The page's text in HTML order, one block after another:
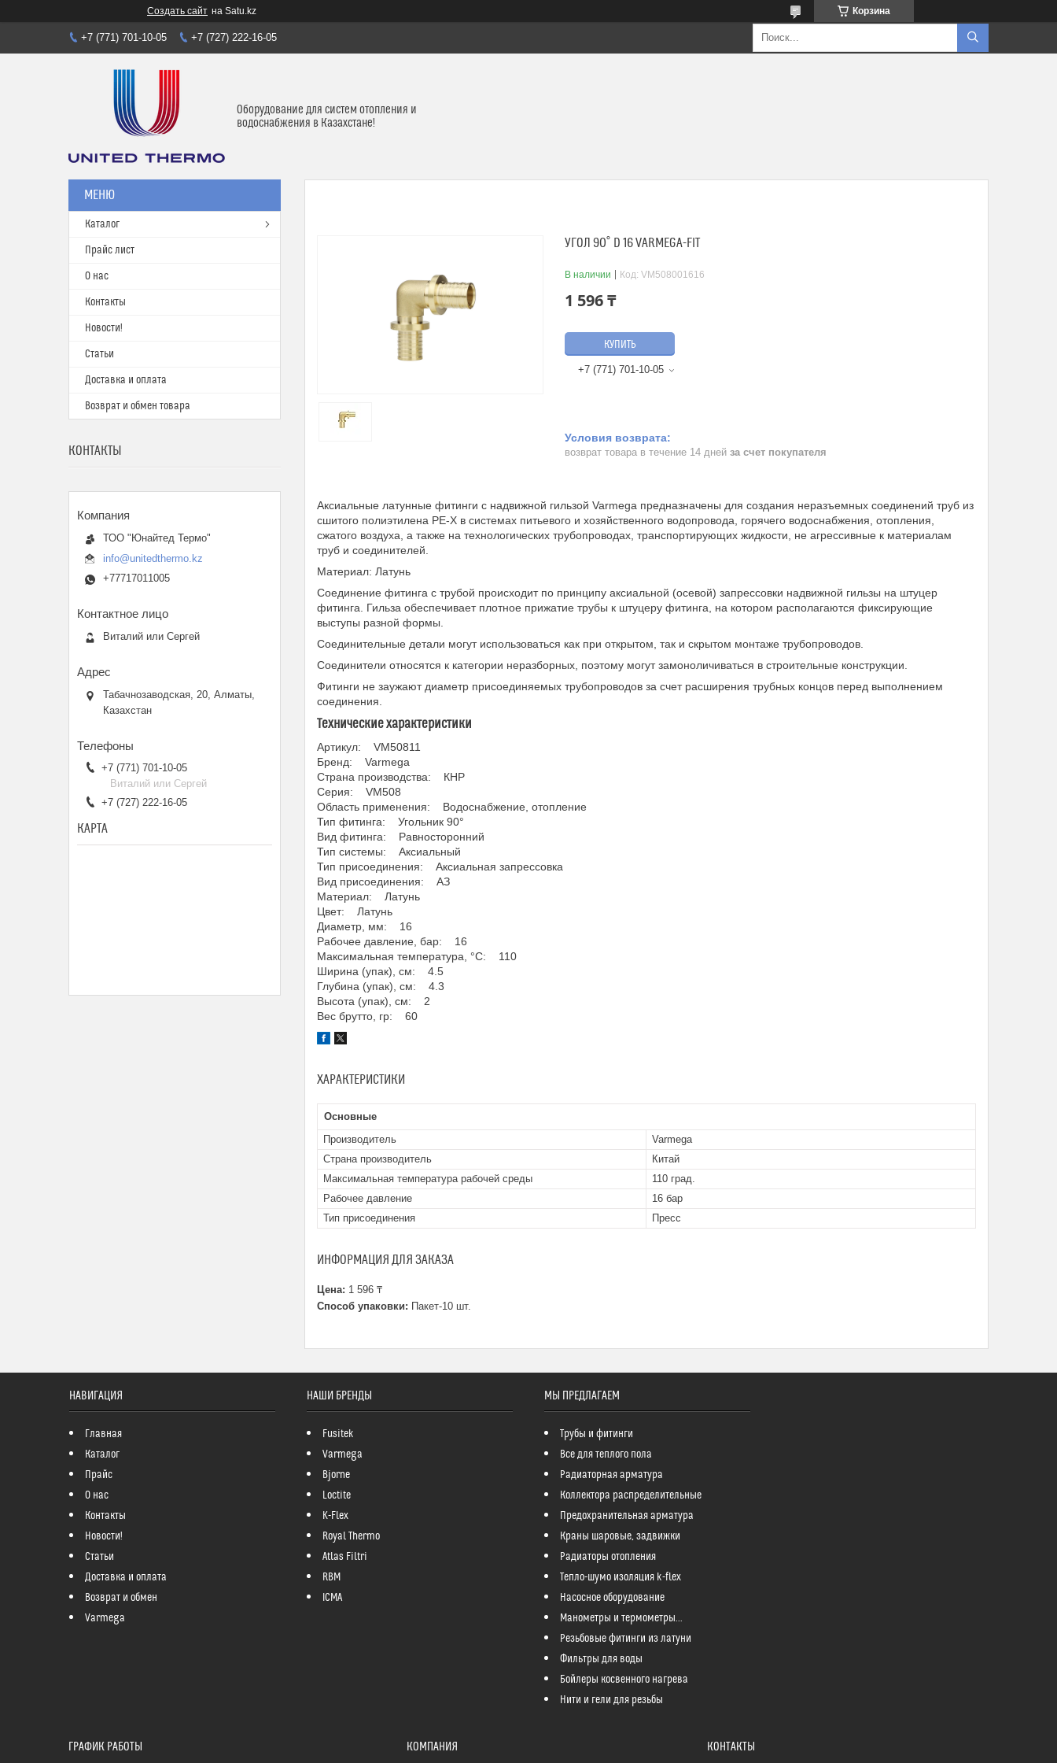
Создать сайт на Satu.kz Корзина
+7 (771) 701-10-05 +7 (727) 222-16-05
Оборудование для систем отопления и
водоснабжения в Казахстане!
УГОЛ 90˚ D 16 VARMEGA-FIT
В наличии Код: VM508001616
1 596 ₸
КУПИТЬ
+7 (771) 701-10-05
возврат товара в течение 14 дней за счет покупателя
Аксиальные латунные фитинги с надвижной гильзой Varmega предназначены для создания неразъемных соединений труб из
сшитого полиэтилена PE-X в системах питьевого и хозяйственного водопровода, горячего водоснабжения, отопления,
сжатого воздуха, а также на технологических трубопроводах, транспортирующих жидкости, не агрессивные к материалам
труб и соединителей.
Материал: Латунь
Соединение фитинга с трубой происходит по принципу аксиальной (осевой) запрессовки надвижной гильзы на штуцер
фитинга. Гильза обеспечивает плотное прижатие трубы к штуцеру фитинга, на котором располагаются фиксирующие
выступы разной формы.
Соединительные детали могут использоваться как при открытом, так и скрытом монтаже трубопроводов.
Соединители относятся к категории неразборных, поэтому могут замоноличиваться в строительные конструкции.
Фитинги не заужают диаметр присоединяемых трубопроводов за счет расширения трубных концов перед выполнением
соединения.
Технические характеристики
Артикул: VM50811
Бренд: Varmega
Страна производства: КНР
Серия: VM508
Область применения: Водоснабжение, отопление
Тип фитинга: Угольник 90°
Вид фитинга: Равносторонний
Тип системы: Аксиальный
Тип присоединения: Аксиальная запрессовка
Вид присоединения: АЗ
Материал: Латунь
Цвет: Латунь
Диаметр, мм: 16
Рабочее давление, бар: 16
Максимальная температура, °С: 110
Ширина (упак), см: 4.5
Глубина (упак), см: 4.3
Высота (упак), см: 2
Вес брутто, гр: 60
ХАРАКТЕРИСТИКИ
Основные
Производитель
Varmega
Страна производитель
Китай
Максимальная температура рабочей среды
110 град.
Рабочее давление
16 бар
Тип присоединения
Пресс
ИНФОРМАЦИЯ ДЛЯ ЗАКАЗА
Цена: 1 596 ₸
Способ упаковки: Пакет-10 шт.
Каталог
Прайс лист
О нас
Контакты
Новости!
Статьи
Доставка и оплата
Возврат и обмен товара
КОНТАКТЫ
ТОО "Юнайтед Термо"
info@unitedthermo.kz
+77717011005
Виталий или Сергей
Табачнозаводская, 20, Алматы,
Казахстан
+7 (771) 701-10-05
Виталий или Сергей
+7 (727) 222-16-05
КАРТА
НАВИГАЦИЯ
Главная
Каталог
Прайс
О нас
Контакты
Новости!
Статьи
Доставка и оплата
Возврат и обмен
Varmega
НАШИ БРЕНДЫ
Fusitek
Varmega
Bjorne
Loctite
K-Flex
Royal Thermo
Atlas Filtri
RBM
ICMA
МЫ ПРЕДЛАГАЕМ
Трубы и фитинги
Все для теплого пола
Радиаторная арматура
Коллектора распределительные
Предохранительная арматура
Краны шаровые, задвижки
Радиаторы отопления
Тепло-шумо изоляция k-flex
Насосное оборудование
Манометры и термометры...
Резьбовые фитинги из латуни
Фильтры для воды
Бойлеры косвенного нагрева
Нити и гели для резьбы
ГРАФИК РАБОТЫ